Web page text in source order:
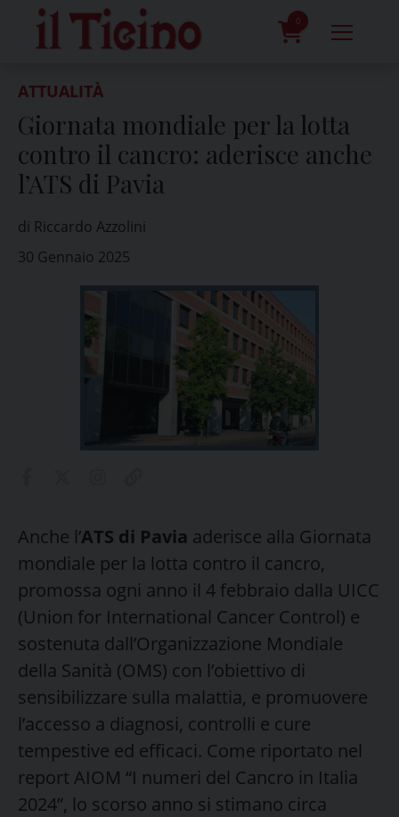
content
0
ATTUALITÀ
Giornata mondiale per la lotta
contro il cancro: aderisce anche
l’ATS di Pavia
di Riccardo Azzolini
30 Gennaio 2025
Anche l’ATS di Pavia aderisce alla Giornata
mondiale per la lotta contro il cancro,
promossa ogni anno il 4 febbraio dalla UICC
(Union for International Cancer Control) e
sostenuta dall’Organizzazione Mondiale
della Sanità (OMS) con l’obiettivo di
sensibilizzare sulla malattia, e promuovere
l’accesso a diagnosi, controlli e cure
tempestive ed efficaci. Come riportato nel
report AIOM “I numeri del Cancro in Italia
2024”, lo scorso anno si stimano circa